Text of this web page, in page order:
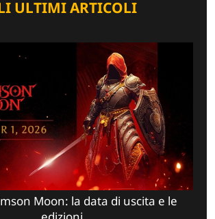
ULTIMI ARTICOLI
Moon: la data di uscita e le